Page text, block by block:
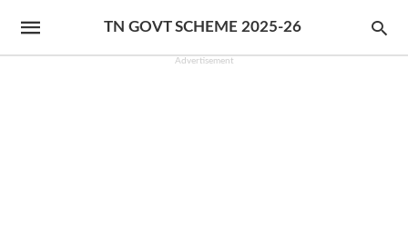
TN GOVT SCHEME 2025-26
Advertisement